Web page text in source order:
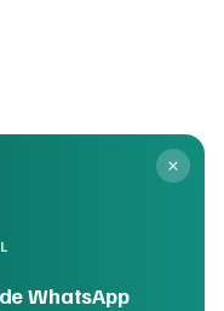
WhatsApp